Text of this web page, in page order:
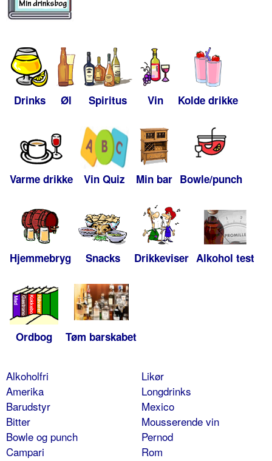
Drinks Øl Spiritus Vin Kolde drikke
Varme drikke Vin Quiz Min bar Bowle/punch
Hjemmebryg Snacks Drikkeviser Alkohol test
Ordbog Tøm barskabet
Alkoholfri
Amerika
Barudstyr
Bitter
Bowle og punch
Campari
Likør
Longdrinks
Mexico
Mousserende vin
Pernod
Rom